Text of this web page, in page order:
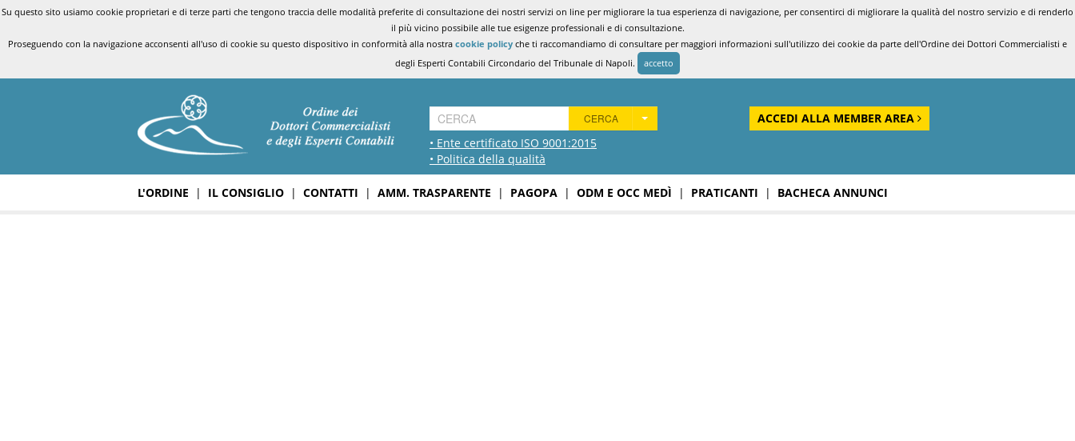
Su questo sito usiamo cookie proprietari e di terze parti che tengono traccia delle modalità preferite di consultazione dei nostri servizi on line per migliorare la tua esperienza di navigazione, per consentirci di migliorare la qualità del nostro servizio e di renderlo
il più vicino possibile alle tue esigenze professionali e di consultazione.
Proseguendo con la navigazione acconsenti all'uso di cookie su questo dispositivo in conformità alla nostra cookie policy che ti raccomandiamo di consultare per maggiori informazioni sull'utilizzo dei cookie da parte dell'Ordine dei Dottori Commercialisti e
degli Esperti Contabili Circondario del Tribunale di Napoli.
accetto
• Ente certificato ISO 9001:2015
• Politica della qualità
CERCA ACCEDI ALLA MEMBER AREA
L'ORDINE | IL CONSIGLIO | CONTATTI | AMM. TRASPARENTE | PAGOPA | ODM E OCC MEDÌ | PRATICANTI | BACHECA ANNUNCI